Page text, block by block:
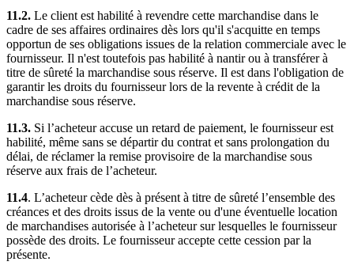
11.2. Le client est habilité à revendre cette marchandise dans le
cadre de ses affaires ordinaires dès lors qu'il s'acquitte en temps
opportun de ses obligations issues de la relation commerciale avec le
fournisseur. Il n'est toutefois pas habilité à nantir ou à transférer à
titre de sûreté la marchandise sous réserve. Il est dans l'obligation de
garantir les droits du fournisseur lors de la revente à crédit de la
marchandise sous réserve.
11.3. Si l’acheteur accuse un retard de paiement, le fournisseur est
habilité, même sans se départir du contrat et sans prolongation du
délai, de réclamer la remise provisoire de la marchandise sous
réserve aux frais de l’acheteur.
11.4. L’acheteur cède dès à présent à titre de sûreté l’ensemble des
créances et des droits issus de la vente ou d'une éventuelle location
de marchandises autorisée à l’acheteur sur lesquelles le fournisseur
possède des droits. Le fournisseur accepte cette cession par la
présente.